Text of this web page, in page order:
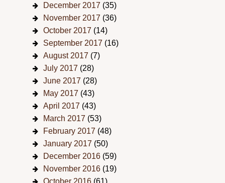
December 2017 (35)
November 2017 (36)
October 2017 (14)
September 2017 (16)
August 2017 (7)
July 2017 (28)
June 2017 (28)
May 2017 (43)
April 2017 (43)
March 2017 (53)
February 2017 (48)
January 2017 (50)
December 2016 (59)
November 2016 (19)
October 2016 (61)